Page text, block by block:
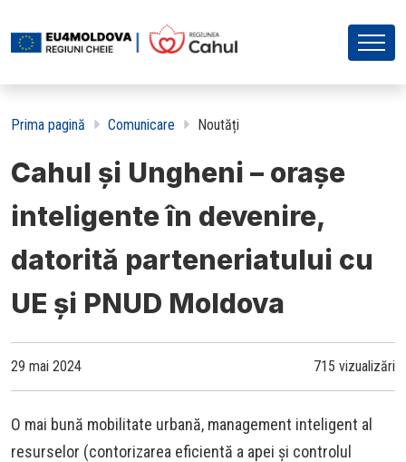
Prima pagină Comunicare Noutăți
Cahul și Ungheni – orașe
inteligente în devenire,
datorită parteneriatului cu
UE și PNUD Moldova
29 mai 2024 715 vizualizări
O mai bună mobilitate urbană, management inteligent al
resurselor (contorizarea eficientă a apei și controlul